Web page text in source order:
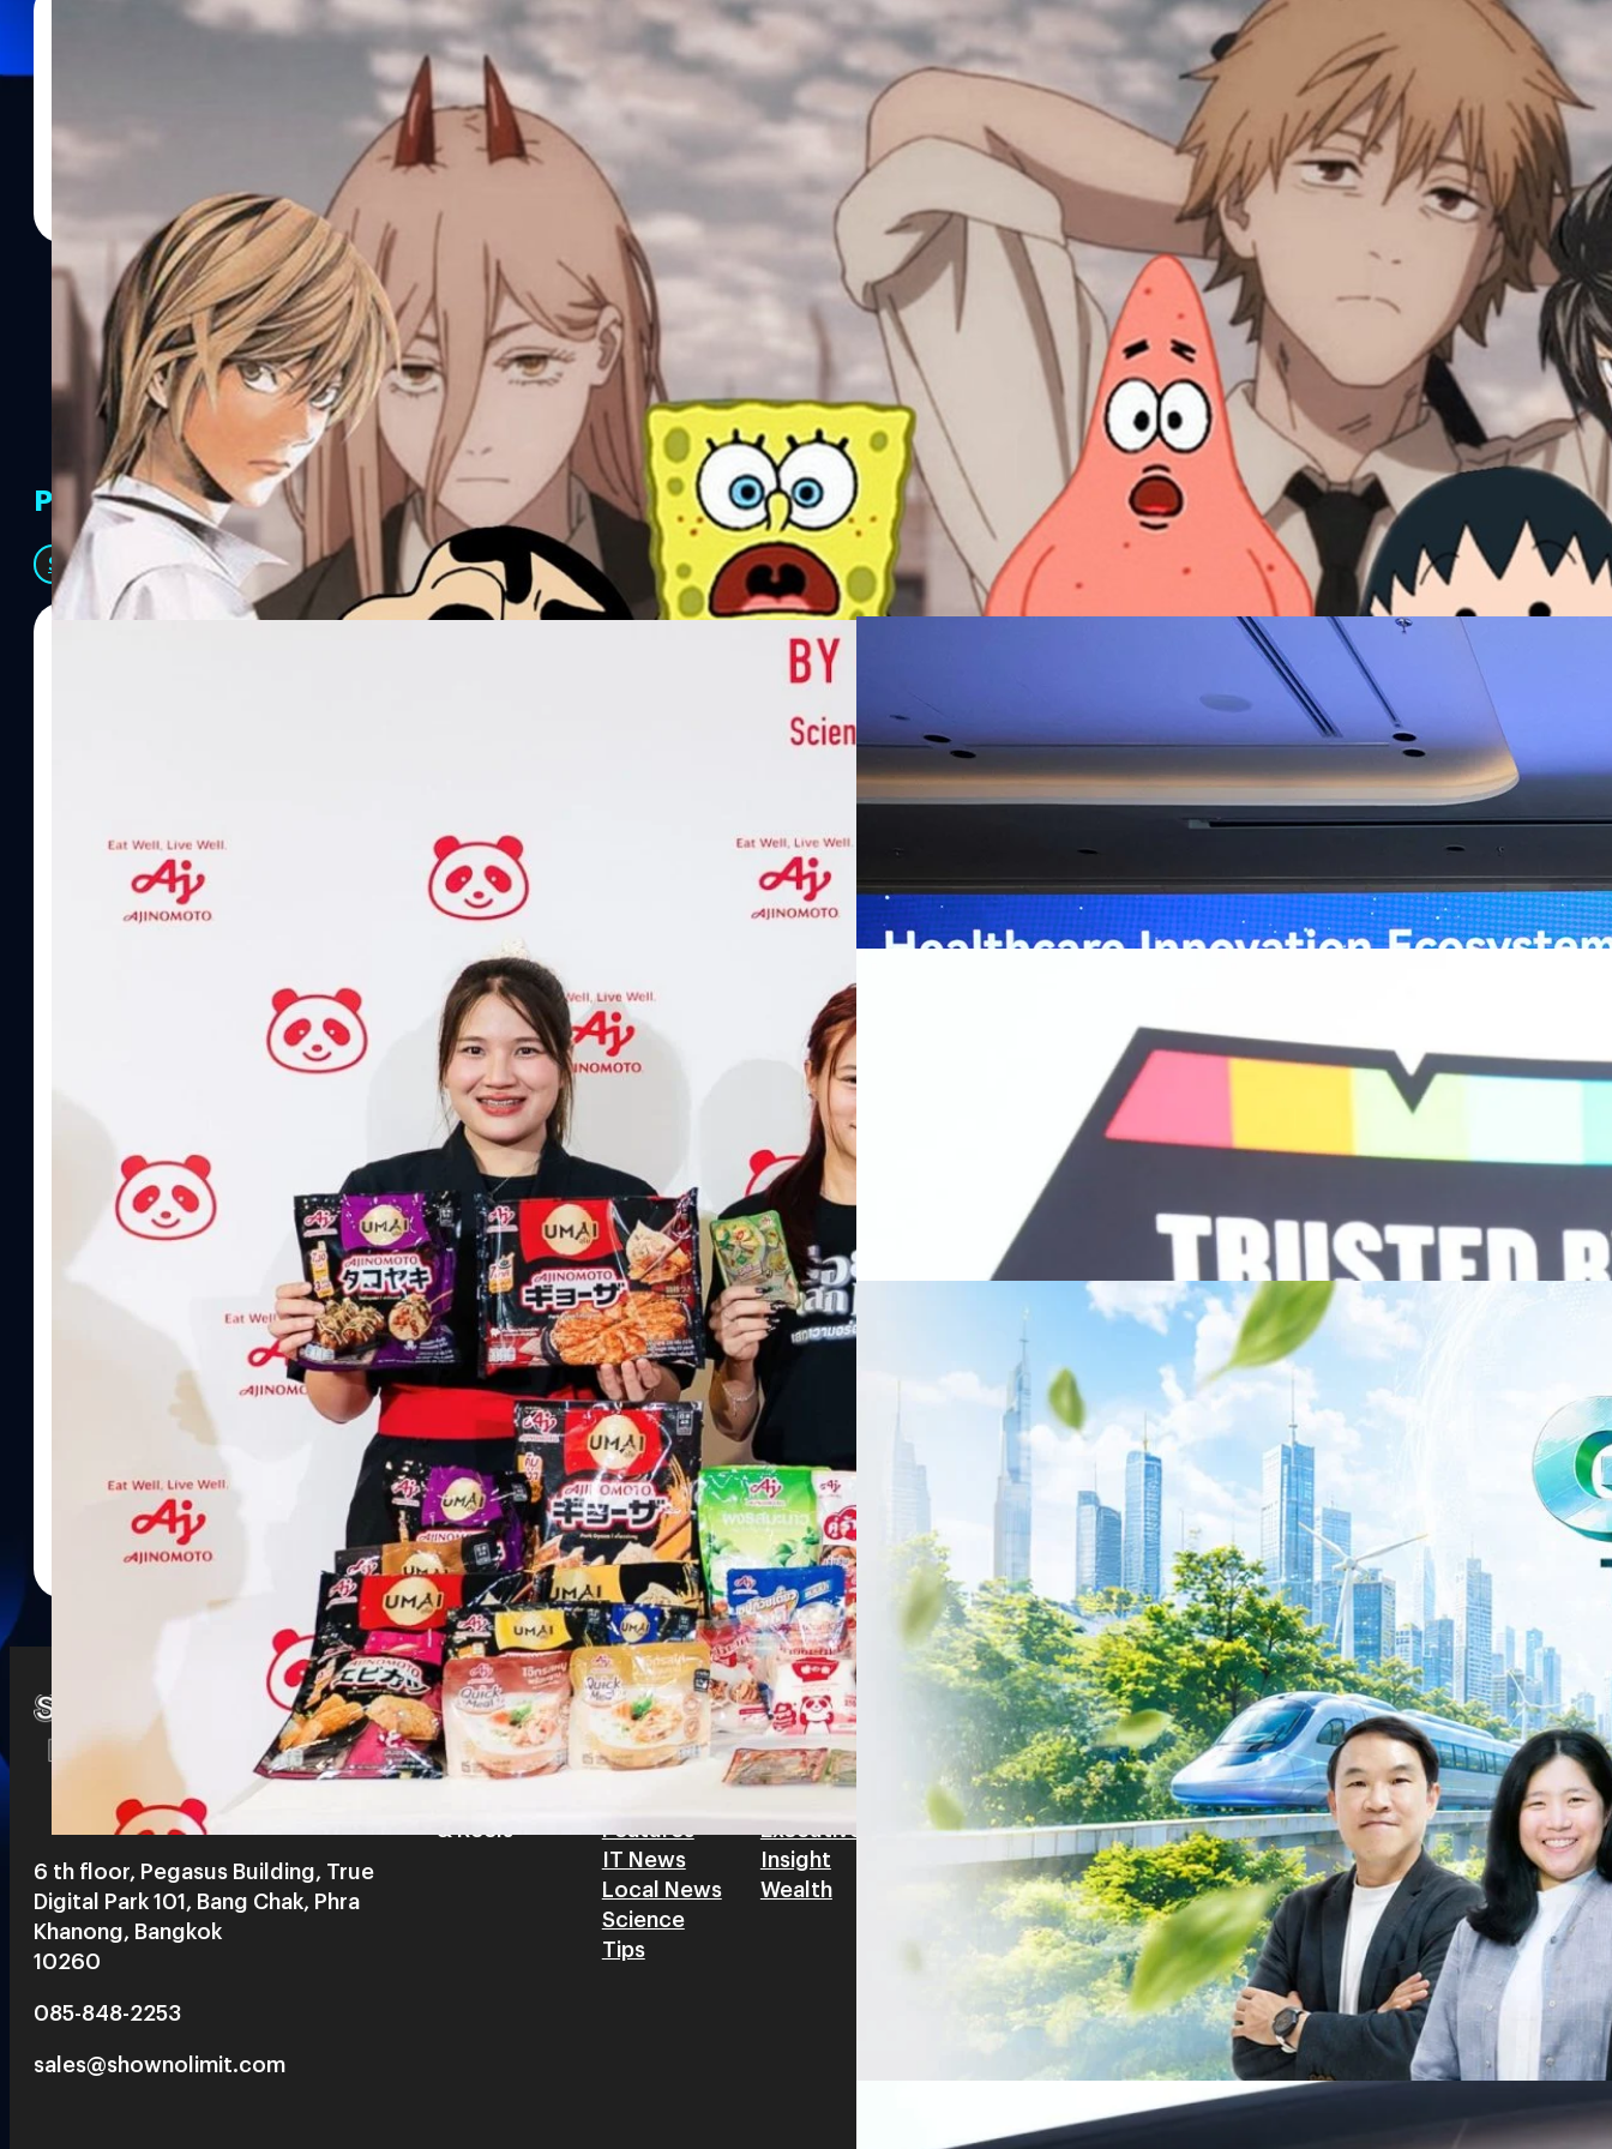
รวมอนิเมะชื่อดังยุคเก่าและใหม่ที่คนยุค 90’s ไม่แนะนำให้เด็กยุคนี้ดู
มุมมองความคิดที่เป็นกรณีศึกษาที่อยากให้ผู้ปกครองมาอ่าน
PR Partners
See All
บริษัท อายิโนะโมะโต๊ะ (ประเทศไทย) จำกัด จัดงาน The Heartbeat by “AminoScience” ร่วมเปิดเผย
แนวคิดการดำเนินธุรกิจและการพัฒนาผลิตภัณฑ์ที่ขับเคลื่อนด้วยเทคโนโลยีทางอาหาร และข้อมูลพฤติกรรม
ผู้บริโภค ท่ามกลางการเติบโตของตลาด Health & Wellness ในประเทศไทย ซึ่งมีมูลค่ามากกว่า 1.5 ล้านล้าน
บาท หรือคิดเป็นสัดส่วนราว 8% ของผลิตภัณฑ์มวลรวมในประเทศ (GDP) กลุ่มธุรกิจเทคโนโลยีและองค์
ความรู้หลักรูปแบบผลิตภัณฑ์ / โซลูชันกลุ่มเป้าหมายหลักNutrition & Well-beingAminoScience (การใช้
ประโยชน์จากกรดอะมิโน)aminoVITAL, AminoNITE,
หัวเว่ยเดินหน้าปฏิวัติวงการสาธารณสุขไทยด้วย AI เปิดตัว 4 นวัตกรรมเปลี่ยน
เกมเร่งเครื่อง AI เพื่อการแพทย์ในประเทศไทย
กรุงเทพฯ, 7 สิงหาคม 2569 — หัวเว่ย จัดงาน “Huawei AI+ Healthcare Summit” ภายใต้งาน Huawei
Thailand Digital & AI Summit 2026 รวมผู้นำด้านนโยบายสาธารณสุข ผู้บริหารโรงพยาบาลชั้นนำ และ
พันธมิตรด้านเทคโนโลยีจากไทยและจีน ร่วมขับเคลื่อนอนาคตของระบบสาธารณสุขไทยด้วยนวัตกรรมและ
ปัญญาประดิษฐ์ (AI) พร้อมประกาศความร่วมมือครั้งสำคัญเพื่อยกระดับ Healthcare Ecosystem ของ
ประเทศอย่างเป็นทางการ นายปีเตอร์ จาง ประธานกลุ่มธุรกิจการศึกษาและสาธารณสุขต่างประเทศ บริษัท หัว
เว่ย เทคโนโลยี่ จำกัด ได้กล่าวถึงความมุ่งมั่นของหัวเว่ยในการสนับสนุนการเปลี่ยนผ่านสู่ยุคดิจิทัลของระบบ
สาธารณสุขไทย และบทบาทของเทคโนโลยี AI ในการยกระดับคุณภาพการให้บริการทางการแพทย์ให้เข้าถึง
ประชาชนได้อย่างทั่วถึงมากขึ้น ภายใต้แนวคิด “AI for Health, Health for All” “วันนี้ปัญญาประดิษฐ์กำลังเข้า
มาเปลี่ยนแปลงอุตสาหกรรมสาธารณสุขอย่างรวดเร็ว หัวเว่ยมีประสบการณ์ตรงจากการพัฒนาแพลตฟอร์ม
หลายแห่งในจีน เราเชื่อมั่นว่าความร่วมมือระหว่างหัวเว่ยกับพันธมิตรไทยในวันนี้จะช่วยผลักดันวิสัยทัศน์…
Read More
Recurring Revenue เร่งเครื่อง New Growth Engine พร้อมจ่ายปันผล 0.10
บริษัท ซินเน็ค (ประเทศไทย) จำกัด (มหาชน) หรือ SYNNEX โชว์ผลการดำเนินงานแข็งแกร่ง กำไรสุทธิ
ไตรมาส 2 และงวด 6 เดือนแรกของปี 2569 เติบโต 17.8% และ 17.7% จากช่วงเดียวกันของปีก่อน สูงกว่าการ
เติบโตของรายได้อย่างมีนัยสำคัญ พร้อมประกาศจ่ายเงินปันผลระหว่างกาล 0.10 บาทต่อหุ้น โดยกำหนดวันที่
ไม่ได้รับสิทธิปันผล (XD) วันที่ 19 สิงหาคม 2569 และกำหนดจ่ายเงินปันผลวันที่ 2 กันยายน 2569 นางสาวสุ
ธิดา มงคลสุธี ประธานเจ้าหน้าที่บริหาร บริษัท ซินเน็ค (ประเทศไทย) จำกัด (มหาชน) เปิดเผยว่า ในช่วงครึ่งปี
แรกบริษัทเดินหน้าขับเคลื่อน Business Transformation อย่างต่อเนื่อง ผ่านการยกระดับจากผู้จัดจำหน่าย
สินค้าไอที สู่การเป็น Digital Infrastructure Platform เพื่อรองรับการเติบโตของเศรษฐกิจ AI โดยมุ่งเพิ่ม
สัดส่วนธุรกิจที่มีมูลค่าเพิ่ม ควบคู่กับการขยายเครือข่ายพันธมิตรเทคโนโลยีระดับโลก…
| 1 days ago
ครบรอบ 6 ปี สำนักข่าว TODAY เปิดเวทีใหญ่ SUSTAIN CITY: THE GREEN
TRANSITION ถกแนวทางปรับตัวสู่เศรษฐกิจสีเขียวอย่างยั่งยืน
เนื่องในโอกาสครบรอบ 6 ปี สำนักข่าว TODAY จัดงาน SUSTAIN CITY: THE GREEN TRANSITION เวทีแลก
เปลี่ยนมุมมองเกี่ยวกับการเปลี่ยนผ่านสู่เศรษฐกิจและสังคมสีเขียว พร้อมนำเสนอแนวทางที่สามารถนำไป
ประยุกต์ใช้ได้จริง จากผู้แทนภาครัฐ ภาคธุรกิจ และผู้เชี่ยวชาญในหลากหลายสาขา ผ่านประเด็นสำคัญว่า
ประเทศไทยควรปรับตัวอย่างไร ? เพื่อเดินหน้าสู่ความยั่งยืนและบรรลุเป้าหมาย Net Zero อย่างเป็นรูปธรรม
ทั้งในมิติของภาครัฐ ภาคธุรกิจ การเงิน และพลังงาน Green Transitioning: Shifting Systemพลิกโครงสร้าง
เศรษฐกิจ ปรับห่วงโซ่คุณค่า และเชื่อมโยงนโยบายกับเทคโนโลยี เพื่อขับเคลื่อนประเทศไทยสู่เศรษฐกิจสีเขียว
โดย ศาสตราจารย์ ดร. ยศชนัน วงศ์สวัสดิ์รองนายกรัฐมนตรีและรัฐมนตรีว่าการกระทรวงการอุดมศึกษา
วิทยาศาสตร์ วิจัยและนวัตกรรม Green Transitioning: Decarbonize Unlockร่วมสำรวจแนวทางที่ภาคธุรกิจ
สามารถนำ Green Tech มาใช้เพื่อลดการปล่อยคาร์บอน และเดินหน้าสู่เป้าหมาย Net Zero พบกับ คุณปัณ
วรรธน์ นิลกิจศรานนท์ รองประธานกรรมการบริหาร ฝ่ายวิศวกรรมโครงสร้างบริษัท…
รัตนาภรณ์ ศรีนวลจันทร์ | 1 days ago
Read More
6 th floor, Pegasus Building, True
Digital Park 101, Bang Chak, Phra
Khanong, Bangkok
10260
085-848-2253
sales@shownolimit.com
Watch
& Reels
Tech
Features
IT News
Local News
Science
Tips
Biz
Corporate
Executive
Insight
Wealth
Game
Articles
Game News
Reviews
Life
Environment
Health
People
Trends
Wellness
SOCIAL MEDIA
Instagram
Facebook
YouTube